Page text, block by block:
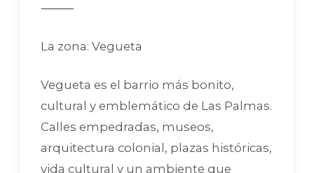
⸻
La zona: Vegueta
Vegueta es el barrio más bonito,
cultural y emblemático de Las Palmas.
Calles empedradas, museos,
arquitectura colonial, plazas históricas,
vida cultural y un ambiente que